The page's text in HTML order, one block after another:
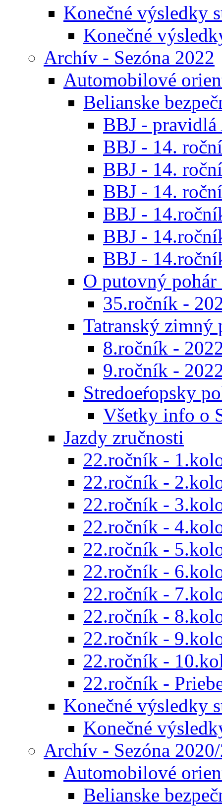
Konečné výsledky
Konečné
Archív - Sezóna 2022
Automobilové
Belianske
BBJ - pravidlá
BBJ - 14.
BBJ - 14.
BBJ - 14.
BBJ -
BBJ -
BBJ -
O putovný
35.ročník -
Tatranský zimný
8.ročník -
9.ročník -
Stredoeŕopsky
Všetky info o
Jazdy zručnosti
22.ročník -
22.ročník -
22.ročník -
22.ročník -
22.ročník -
22.ročník -
22.ročník -
22.ročník -
22.ročník -
22.ročník -
22.ročník -
Konečné výsledky
Konečné
Archív - Sezóna
Automobilové
Belianske